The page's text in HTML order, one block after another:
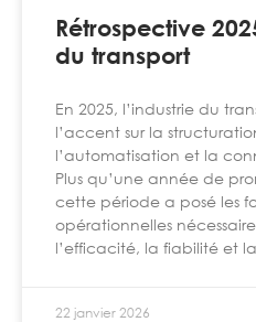
Rétrospective
du transport
En 2025, l’industrie du
l’accent sur la
l’automatisation et la
Plus qu’une année de
cette période a posé les
opérationnelles
l’efficacité, la fiabilité et
22 janvier 2026